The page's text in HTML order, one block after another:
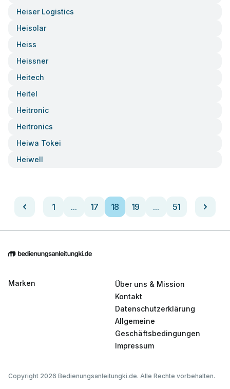
Heiser Logistics
Heisolar
Heiss
Heissner
Heitech
Heitel
Heitronic
Heitronics
Heiwa Tokei
Heiwell
1 ... 17 18 19 ... 51
Marken
Über uns & Mission
Kontakt
Datenschutzerklärung
Allgemeine
Geschäftsbedingungen
Impressum
Copyright 2026 Bedienungsanleitungki.de. Alle Rechte vorbehalten.